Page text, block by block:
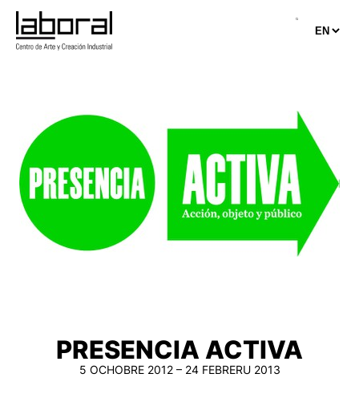
Skip
content
PRESENCIA ACTIVA
5 OCHOBRE 2012 – 24 FEBRERU 2013